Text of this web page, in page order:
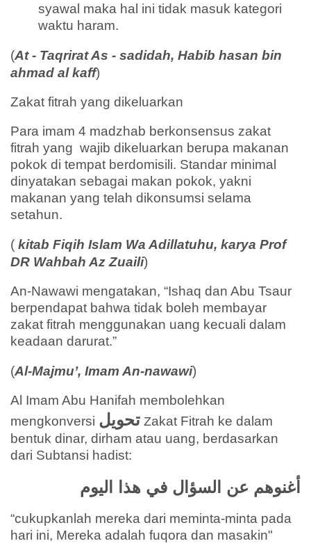
syawal maka hal ini tidak masuk kategori
waktu haram.
(At - Taqrirat As - sadidah, Habib hasan bin
ahmad al kaff)
Zakat fitrah yang dikeluarkan
Para imam 4 madzhab berkonsensus zakat
fitrah yang wajib dikeluarkan berupa makanan
pokok di tempat berdomisili. Standar minimal
dinyatakan sebagai makan pokok, yakni
makanan yang telah dikonsumsi selama
setahun.
( kitab Fiqih Islam Wa Adillatuhu, karya Prof
DR Wahbah Az Zuaili)
An-Nawawi mengatakan, “Ishaq dan Abu Tsaur
berpendapat bahwa tidak boleh membayar
zakat fitrah menggunakan uang kecuali dalam
keadaan darurat.”
(Al-Majmu’, Imam An-nawawi)
Al Imam Abu Hanifah membolehkan
mengkonversi تحویل Zakat Fitrah ke dalam
bentuk dinar, dirham atau uang, berdasarkan
dari Subtansi hadist:
أغنوهم عن السؤال في هذا اليوم
“cukupkanlah mereka dari meminta-minta pada
hari ini, Mereka adalah fuqora dan masakin"